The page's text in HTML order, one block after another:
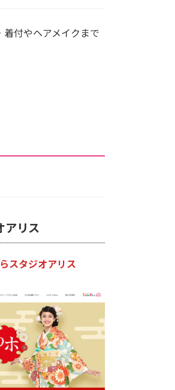
付やヘアメイクまで
アリス
スタジオアリス